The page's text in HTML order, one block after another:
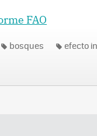
FAO
bosques efecto